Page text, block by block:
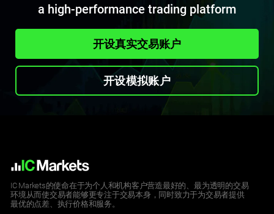
a high-performance trading platform
开设真实交易账户
开设模拟账户
IC Markets的使命在于为个人和机构客户营造最好的、最为透明的交易
环境从而使交易者能够更专注于交易本身，同时致力于为交易者提供
最优的点差、执行价格和服务。